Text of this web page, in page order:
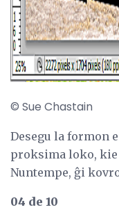
© Sue Chastain
Desegu la formon
proksima loko,
Nuntempe, ĝi
04 de 10